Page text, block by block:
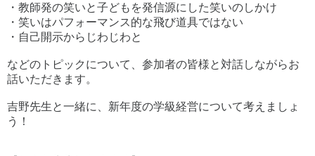
・教師発の笑いと子どもを発信源にした笑いのしかけ
・笑いはパフォーマンス的な飛び道具ではない
・自己開示からじわじわと
などのトピックについて、参加者の皆様と対話しながらお
話いただきます。
吉野先生と一緒に、新年度の学級経営について考えましょ
う！